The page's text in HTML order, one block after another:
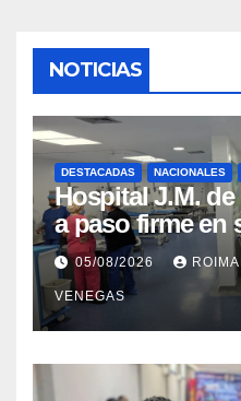
NOTICIAS
DESTACADAS NACIONALES
Hospital J.M.
a paso firme en
tras los
sísmicos
05/08/2026
VENEGAS